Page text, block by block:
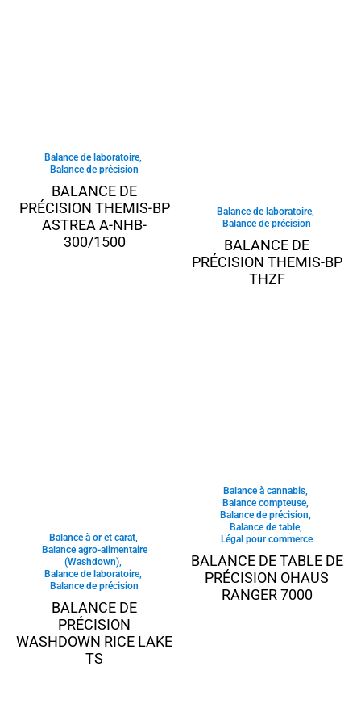
Balance de laboratoire,
Balance de précision
BALANCE DE
PRÉCISION THEMIS-BP
ASTREA A-NHB-
300/1500
Balance de laboratoire,
Balance de précision
BALANCE DE
PRÉCISION THEMIS-BP
THZF
Balance à or et carat,
Balance agro-alimentaire
(Washdown),
Balance de laboratoire,
Balance de précision
BALANCE DE
PRÉCISION
WASHDOWN RICE LAKE
TS
Balance à cannabis,
Balance compteuse,
Balance de précision,
Balance de table,
Légal pour commerce
BALANCE DE TABLE DE
PRÉCISION OHAUS
RANGER 7000